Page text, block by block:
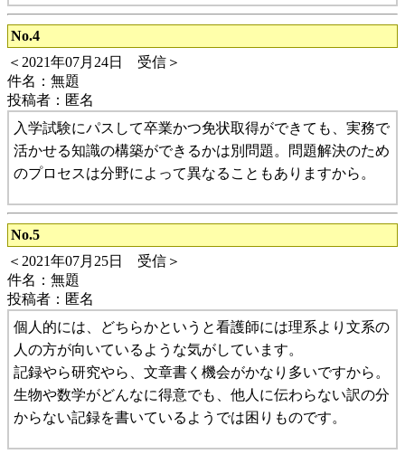
No.4
＜2021年07月24日 受信＞
件名：無題
投稿者：匿名
入学試験にパスして卒業かつ免状取得ができても、実務で
活かせる知識の構築ができるかは別問題。問題解決のため
のプロセスは分野によって異なることもありますから。
No.5
＜2021年07月25日 受信＞
件名：無題
投稿者：匿名
個人的には、どちらかというと看護師には理系より文系の
人の方が向いているような気がしています。
記録やら研究やら、文章書く機会がかなり多いですから。
生物や数学がどんなに得意でも、他人に伝わらない訳の分
からない記録を書いているようでは困りものです。